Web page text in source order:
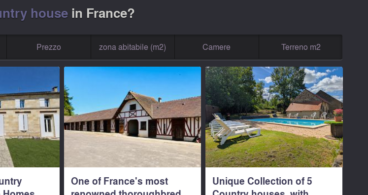
housein France?
Prezzo zona abitabile (m2) Camere Terreno m2
One of France's most
Unique Collection of 5